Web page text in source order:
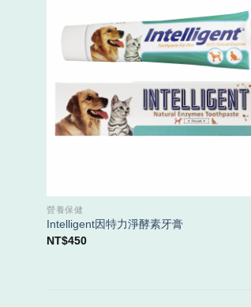
營養保健
Intelligent因特力淨酵素牙膏
NT$450